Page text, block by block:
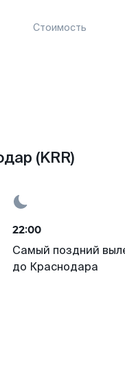
Стоимость
(KRR)
22:00
Самый поздний
до Краснодара